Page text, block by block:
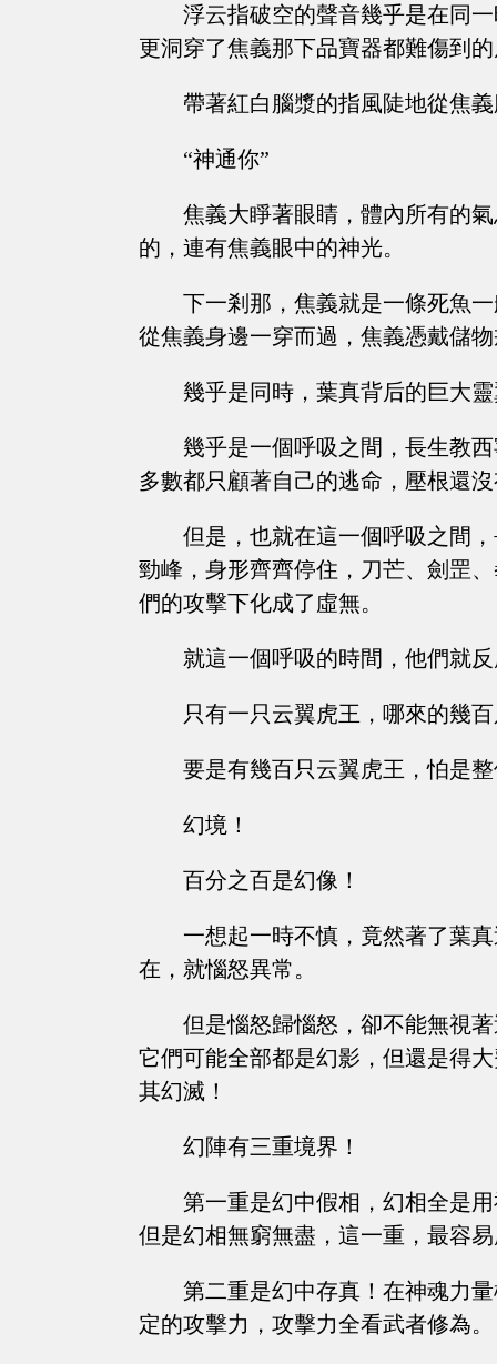
浮云指破空的聲音幾乎是在同
更洞穿了焦義那下品寶器都難傷到
帶著紅白腦漿的指風陡地從焦
“神通你”
焦義大睜著眼睛，體內所有的
的，連有焦義眼中的神光。
下一剎那，焦義就是一條死魚
從焦義身邊一穿而過，焦義憑戴儲
幾乎是同時，葉真背后的巨大
幾乎是一個呼吸之間，長生教
多數都只顧著自己的逃命，壓根還
但是，也就在這一個呼吸之間
勁峰，身形齊齊停住，刀芒、劍罡
們的攻擊下化成了虛無。
就這一個呼吸的時間，他們就
只有一只云翼虎王，哪來的幾
要是有幾百只云翼虎王，怕是
幻境！
百分之百是幻像！
一想起一時不慎，竟然著了葉
在，就惱怒異常。
但是惱怒歸惱怒，卻不能無視
它們可能全部都是幻影，但還是得
其幻滅！
幻陣有三重境界！
第一重是幻中假相，幻相全是
但是幻相無窮無盡，這一重，最容
第二重是幻中存真！在神魂力
定的攻擊力，攻擊力全看武者修為。